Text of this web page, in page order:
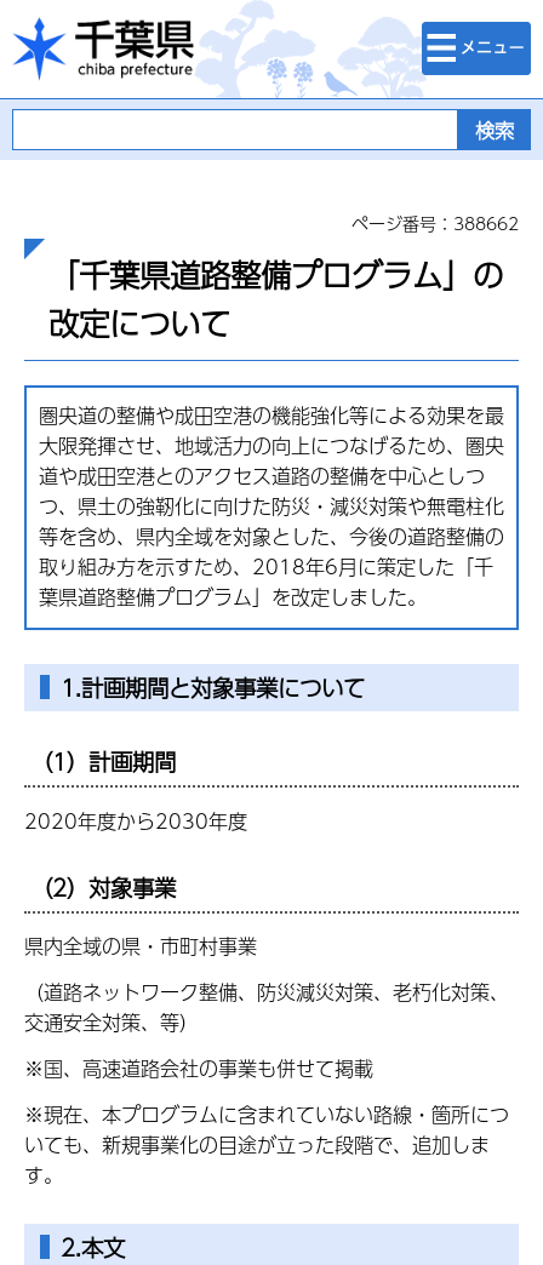
千葉県
検索・メニュ
ー
ページ番号：388662
「千葉県道路整備プログラム」の
改定について
圏央道の整備や成田空港の機能強化等による効果を最
大限発揮させ、地域活力の向上につなげるため、圏央
道や成田空港とのアクセス道路の整備を中心としつ
つ、県土の強靭化に向けた防災・減災対策や無電柱化
等を含め、県内全域を対象とした、今後の道路整備の
取り組み方を示すため、2018年6月に策定した「千
葉県道路整備プログラム」を改定しました。
1.計画期間と対象事業について
（1）計画期間
2020年度から2030年度
（2）対象事業
県内全域の県・市町村事業
（道路ネットワーク整備、防災減災対策、老朽化対策、
交通安全対策、等）
※国、高速道路会社の事業も併せて掲載
※現在、本プログラムに含まれていない路線・箇所につ
いても、新規事業化の目途が立った段階で、追加しま
す。
2.本文